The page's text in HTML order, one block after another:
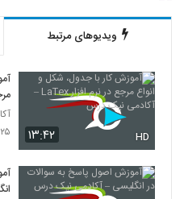
ویدیوهای مرتبط
۱۳:۴۲ HD
۲۵ بازدید